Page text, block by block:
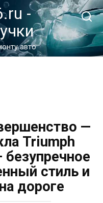
-
авто
—
Triumph
стиль и
дороге